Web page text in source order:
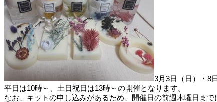
3月3日（日）・8
平日は10時～、土日祝日は13時～の開催となります。
なお、キットの申し込みがあるため、開催日の前週木曜日まで